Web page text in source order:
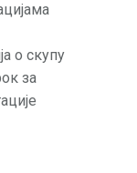
о скупу
за